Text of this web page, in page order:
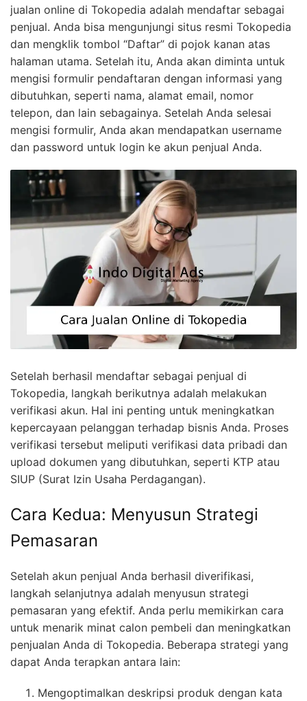
jualan online di Tokopedia adalah mendaftar sebagai
penjual. Anda bisa mengunjungi situs resmi Tokopedia
dan mengklik tombol “Daftar” di pojok kanan atas
halaman utama. Setelah itu, Anda akan diminta untuk
mengisi formulir pendaftaran dengan informasi yang
dibutuhkan, seperti nama, alamat email, nomor
telepon, dan lain sebagainya. Setelah Anda selesai
mengisi formulir, Anda akan mendapatkan username
dan password untuk login ke akun penjual Anda.
Setelah berhasil mendaftar sebagai penjual di
Tokopedia, langkah berikutnya adalah melakukan
verifikasi akun. Hal ini penting untuk meningkatkan
kepercayaan pelanggan terhadap bisnis Anda. Proses
verifikasi tersebut meliputi verifikasi data pribadi dan
upload dokumen yang dibutuhkan, seperti KTP atau
SIUP (Surat Izin Usaha Perdagangan).
Cara Kedua: Menyusun Strategi
Pemasaran
Setelah akun penjual Anda berhasil diverifikasi,
langkah selanjutnya adalah menyusun strategi
pemasaran yang efektif. Anda perlu memikirkan cara
untuk menarik minat calon pembeli dan meningkatkan
penjualan Anda di Tokopedia. Beberapa strategi yang
dapat Anda terapkan antara lain:
Mengoptimalkan deskripsi produk dengan kata